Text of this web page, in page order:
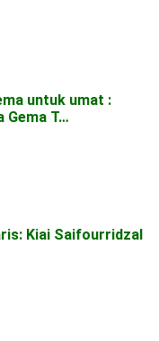
untuk umat :
Gema T…
Kiai Saifourridzal